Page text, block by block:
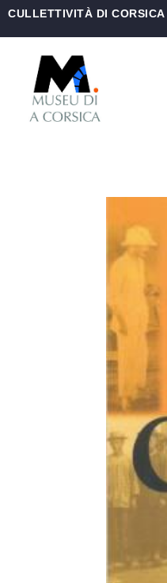
CULLETTIVITÀ DI CORSICA